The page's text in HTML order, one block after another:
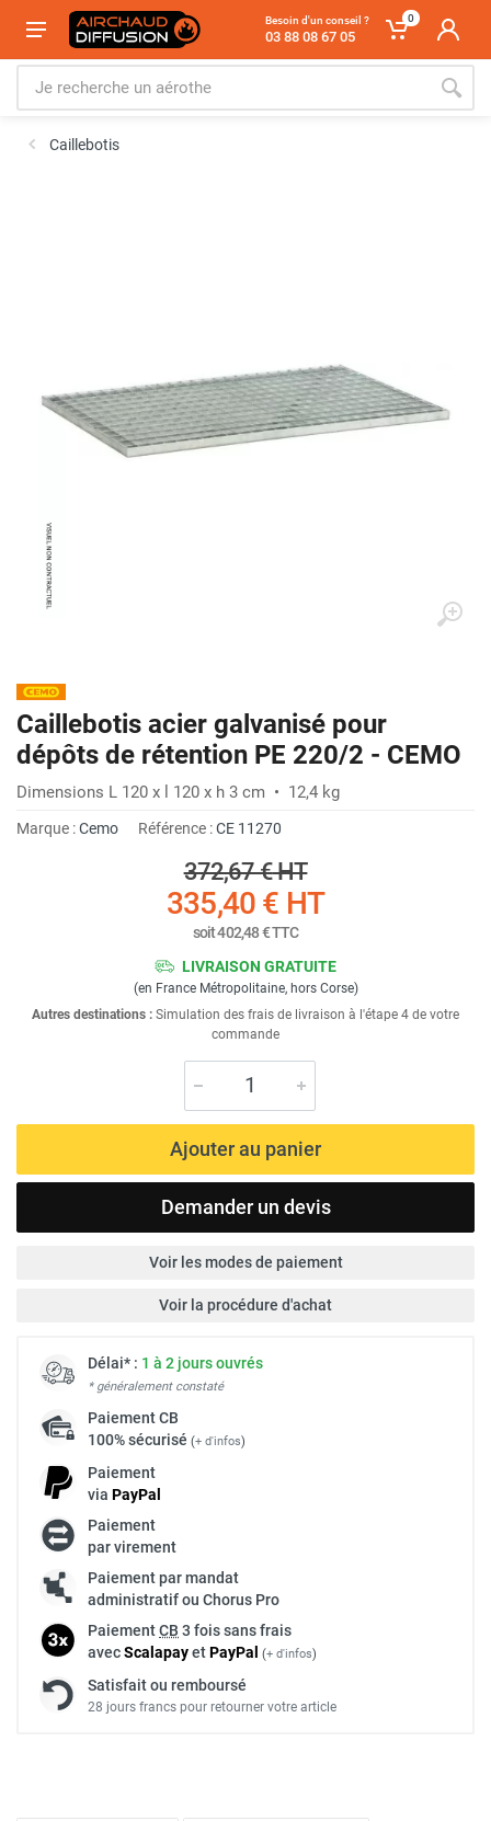
Besoin d'un conseil ?
03 88 08 67 05
0
Caillebotis
Caillebotis acier galvanisé pour
dépôts de rétention PE 220/2 - CEMO
Dimensions L 120 x l 120 x h 3 cm • 12,4 kg
Marque :Cemo Référence :CE 11270
372,67 €HT
335,40 € HT
soit402,48 €TTC
LIVRAISON GRATUITE
(en France Métropolitaine, hors Corse)
Autres destinations : Simulation des frais de livraison à l'étape 4 de votre
commande
Ajouter au panier
Demander un devis
Voir les modes de paiement
Voir la procédure d'achat
Délai* : 1 à 2 jours ouvrés
* généralement constaté
PaiementCB
100% sécurisé (+ d'infos)
Paiement
via PayPal
Paiement
par virement
Paiement par mandat
administratif ou Chorus Pro
PaiementCB 3 fois sans frais
avecScalapayetPayPal (+ d'infos)
Satisfait ou remboursé
28 jours francs pour retourner votre article